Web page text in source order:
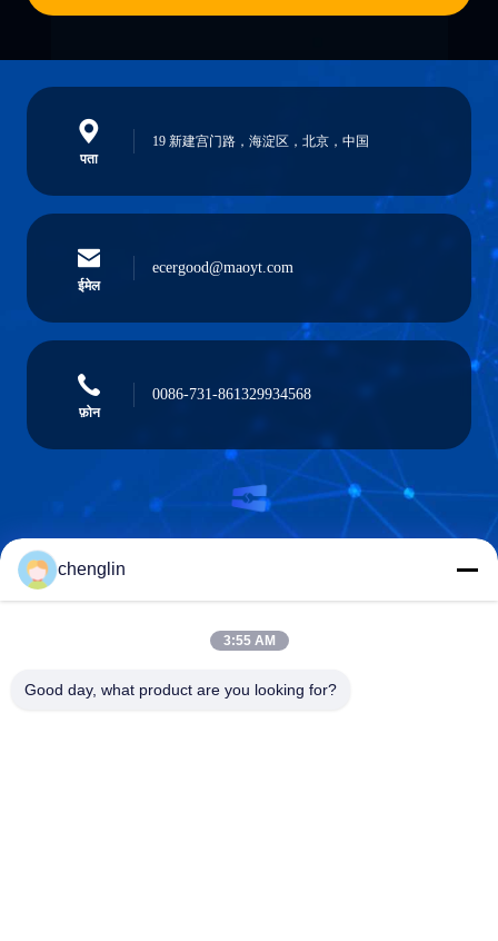
पता
19 新建宫门路，海淀区，北京，中国
ईमेल
ecergood@maoyt.com
फ़ोन
0086-731-861329934568
Beijing Silk Road Enterprise Management
chenglin
3:55 AM
Good day, what product are you looking for?